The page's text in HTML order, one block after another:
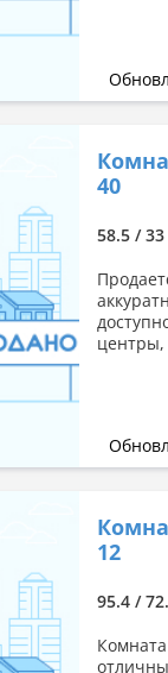
40
58.5 /
центры,
12
95.4 /